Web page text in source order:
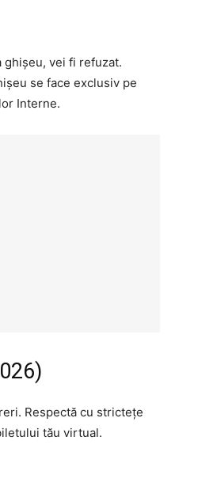
ghișeu, vei fi refuzat.
se face exclusiv pe
Interne.
Respectă cu strictețe
tău virtual.